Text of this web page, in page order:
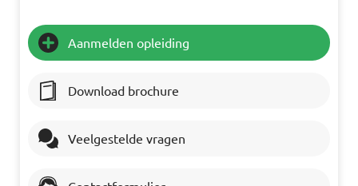
Aanmelden opleiding
Download brochure
Veelgestelde vragen